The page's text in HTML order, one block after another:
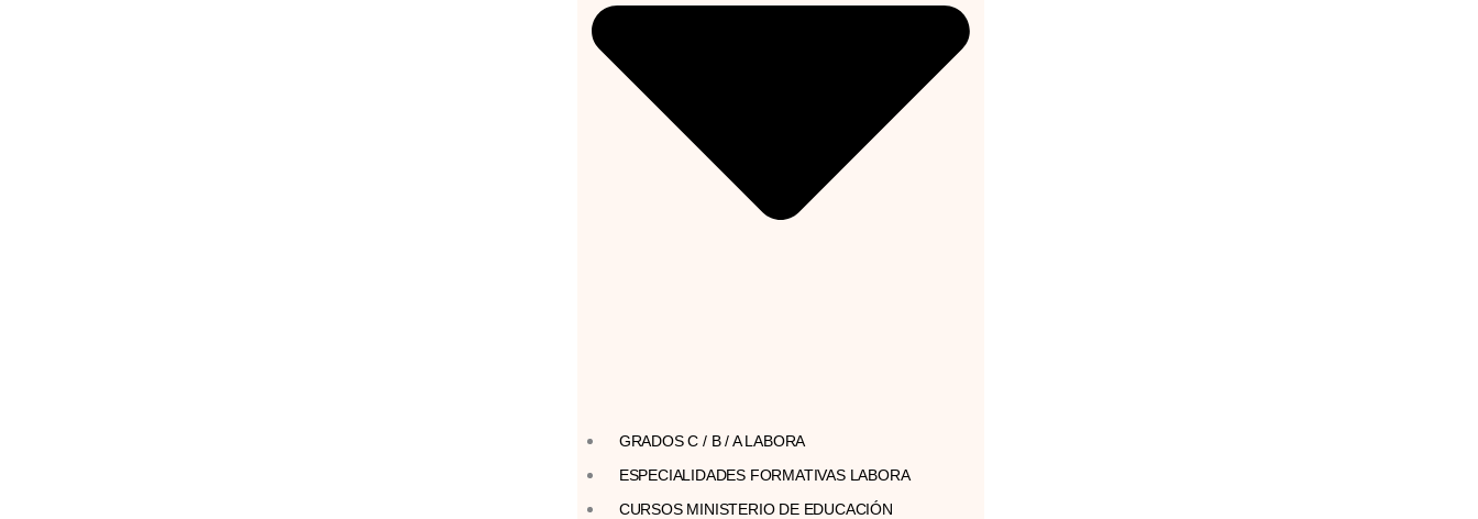
GRADOS C / B / A LABORA
ESPECIALIDADES FORMATIVAS LABORA
CURSOS MINISTERIO DE EDUCACIÓN